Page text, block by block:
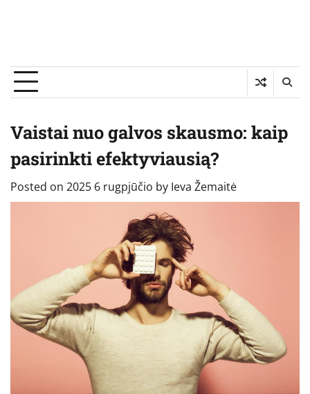
Vaistai nuo galvos skausmo: kaip
pasirinkti efektyviausią?
Posted on 2025 6 rugpjūčio by Ieva Žemaitė